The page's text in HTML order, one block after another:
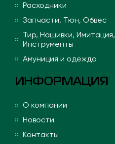
Расходники
Запчасти, Тюн, Обвес
Тир, Нашивки, Имитация,
Инструменты
Амуниция и одежда
ИНФОРМАЦИЯ
О компании
Новости
Контакты